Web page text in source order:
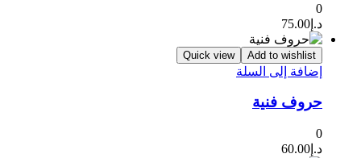
0
د.إ 75.00
Add to wishlist
Quick view
إضافة إلى السلة
حروف فنية
0
د.إ 60.00